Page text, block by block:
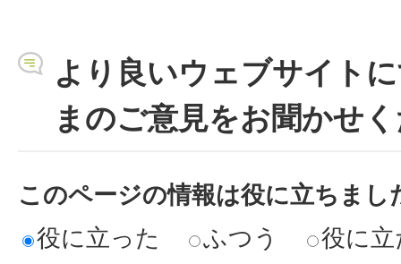
より良いウェブサイト
まのご意見をお聞かせ
このページの情報は役に立ちまし
役に立った
ふつう 役に